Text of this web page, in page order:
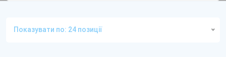
Показувати по: 24 позиції